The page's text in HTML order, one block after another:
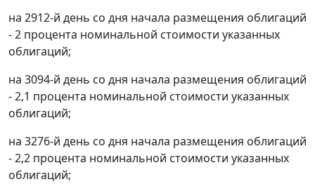
на 2912-й день со дня начала размещения облигаций
- 2 процента номинальной стоимости указанных
облигаций;
на 3094-й день со дня начала размещения облигаций
- 2,1 процента номинальной стоимости указанных
облигаций;
на 3276-й день со дня начала размещения облигаций
- 2,2 процента номинальной стоимости указанных
облигаций;